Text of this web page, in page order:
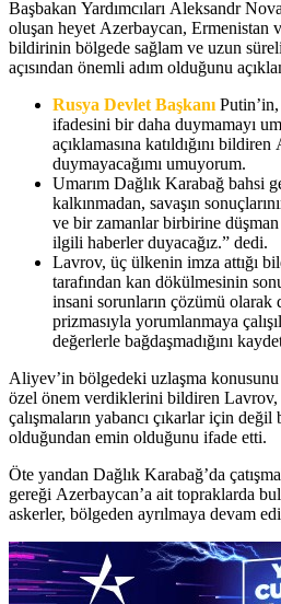
Başbakan Yardımcıları Aleksandr
oluşan heyet Azerbaycan, Ermenistan
bildirinin bölgede sağlam ve uzun süreli
açısından önemli adım olduğunu
Rusya Devlet Başkanı
ifadesini bir daha duymamayı
açıklamasına katıldığını
duymayacağımı umuyorum.
Umarım Dağlık Karabağ bahsi
kalkınmadan, savaşın
ve bir zamanlar birbirine
ilgili haberler duyacağız.” dedi.
Lavrov, üç ülkenin imza attığı
tarafından kan dökülmesinin
insani sorunların çözümü
prizmasıyla yorumlanmaya
değerlerle bağdaşmadığını
Aliyev’in bölgedeki uzlaşma konusunu
özel önem verdiklerini bildiren Lavrov,
çalışmaların yabancı çıkarlar için
olduğundan emin olduğunu ifade etti.
Öte yandan Dağlık Karabağ’da
gereği Azerbaycan’a ait topraklarda
askerler, bölgeden ayrılmaya devam